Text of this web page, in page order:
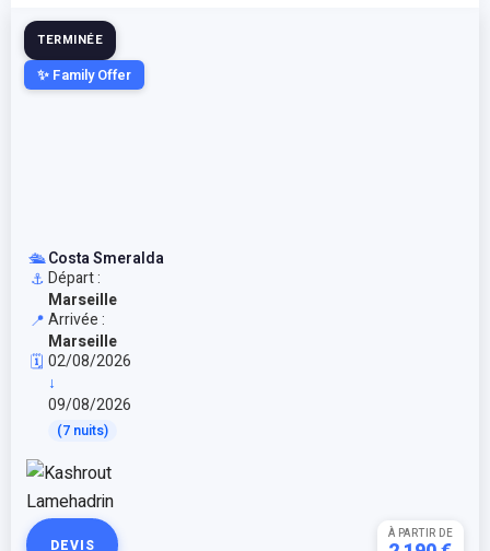
TERMINÉE
✨ Family Offer
🛳️Costa Smeralda
⚓Départ :
Marseille
📍Arrivée :
Marseille
🗓️ 02/08/2026
↓
09/08/2026
(7 nuits)
DEVIS
À PARTIR DE